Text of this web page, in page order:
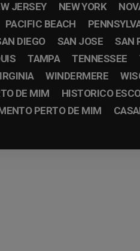
JERSEY NEW YORK
PACIFIC BEACH
DIEGO SAN JOSE SAN
TAMPA TENNESSEE
WINDERMERE
DE MIM HISTORICO
PERTO DE MIM